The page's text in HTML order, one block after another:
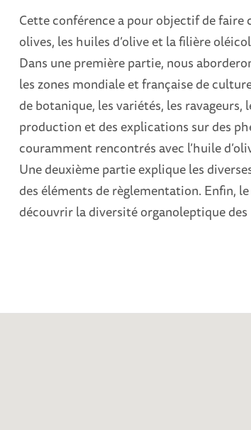
Cette conférence a pour objectif de faire
olives, les huiles d’olive et la filière
Dans une première partie, nous
les zones mondiale et française de
de botanique, les variétés, les ravageurs,
production et des explications sur des
couramment rencontrés avec l’huile
Une deuxième partie explique les
des éléments de règlementation. Enfin,
découvrir la diversité organoleptique des